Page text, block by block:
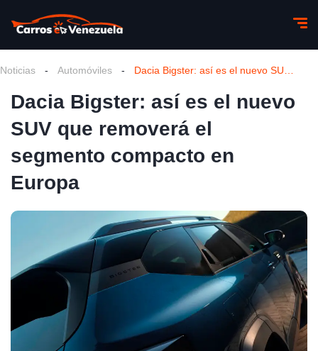
Noticias - Automóviles -
Dacia Bigster: así es el nuevo
SUV que removerá el
segmento compacto en
Europa